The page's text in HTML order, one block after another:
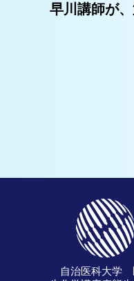
早川講師が
自治医科大学